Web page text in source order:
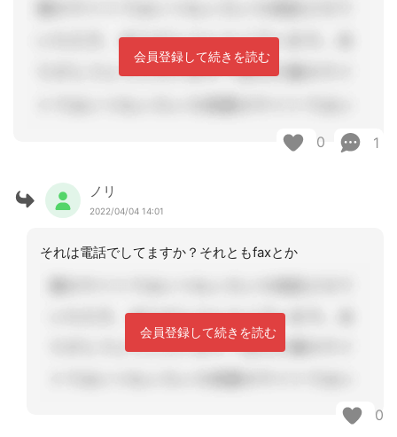
会員登録して続きを読む
0 1
ノリ
2022/04/04 14:01
それは電話でしてますか？それともfaxとか
会員登録して続きを読む
0